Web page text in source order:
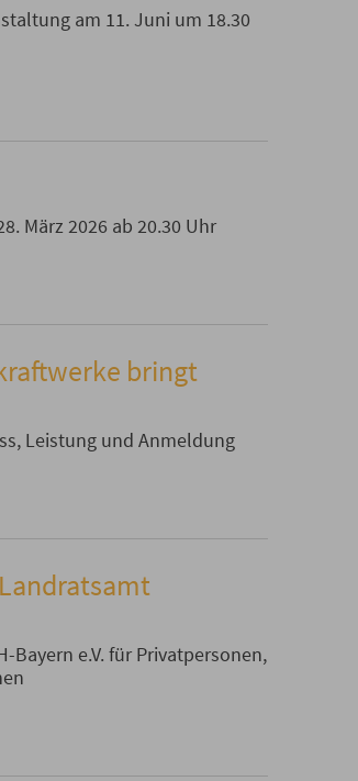
am 11. Juni um 18.30
März 2026 ab 20.30 Uhr
bringt
Leistung und Anmeldung
Bayern e.V. für Privatpersonen,